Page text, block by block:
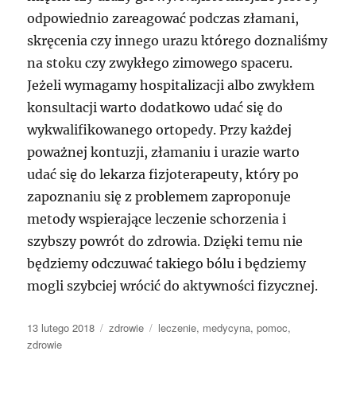
odpowiednio zareagować podczas złamani,
skręcenia czy innego urazu którego doznaliśmy
na stoku czy zwykłego zimowego spaceru.
Jeżeli wymagamy hospitalizacji albo zwykłem
konsultacji warto dodatkowo udać się do
wykwalifikowanego ortopedy. Przy każdej
poważnej kontuzji, złamaniu i urazie warto
udać się do lekarza fizjoterapeuty, który po
zapoznaniu się z problemem zaproponuje
metody wspierające leczenie schorzenia i
szybszy powrót do zdrowia. Dzięki temu nie
będziemy odczuwać takiego bólu i będziemy
mogli szybciej wrócić do aktywności fizycznej.
Data
publikacji
13 lutego 2018 Kategorie
zdrowie Tagi
leczenie, medycyna,pomoc,
zdrowie